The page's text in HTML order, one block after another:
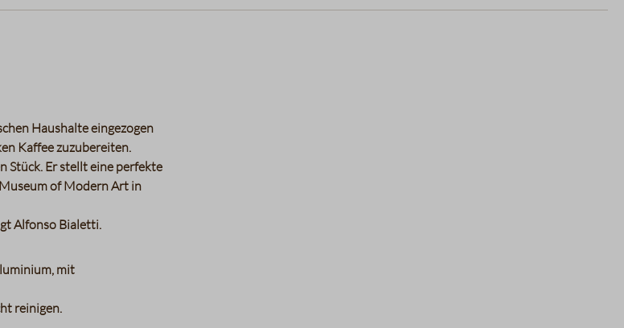
Haushalte eingezogen
Kaffee zuzubereiten.
Stück. Er stellt eine perfekte
of Modern Art in
Alfonso Bialetti.
mit
reinigen.